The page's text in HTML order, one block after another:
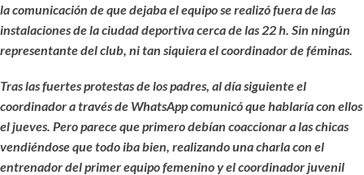
la comunicación de que dejaba el equipo se realizó fuera de las
instalaciones de la ciudad deportiva cerca de las 22 h. Sin ningún
representante del club, ni tan siquiera el coordinador de féminas.
Tras las fuertes protestas de los padres, al día siguiente el
coordinador a través de WhatsApp comunicó que hablaría con ellos
el jueves. Pero parece que primero debían coaccionar a las chicas
vendiéndose que todo iba bien, realizando una charla con el
entrenador del primer equipo femenino y el coordinador juvenil